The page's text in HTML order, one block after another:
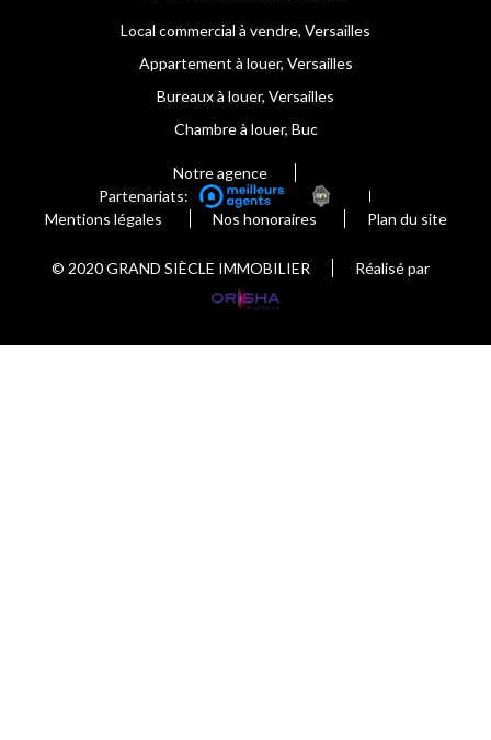
Local commercial à vendre, Versailles
Appartement à louer, Versailles
Bureaux à louer, Versailles
Chambre à louer, Buc
Notre agence
Partenariats:
Mentions légales
Nos honoraires Plan du site
© 2020 GRAND SIÈCLE IMMOBILIER Réalisé par